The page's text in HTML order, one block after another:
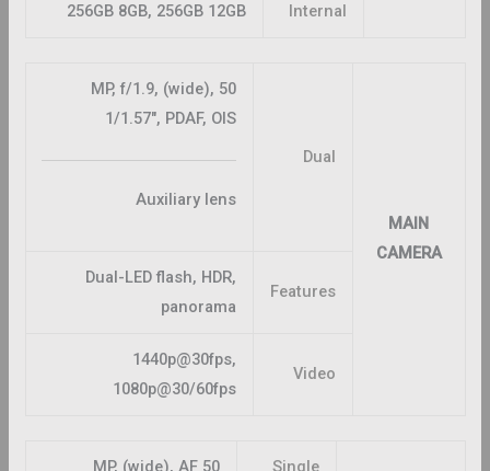
Internal
256GB 8GB, 256GB 12GB
MAIN
CAMERA
Dual
50 MP, f/1.9, (wide),
1/1.57″, PDAF, OIS
Auxiliary lens
Features
Dual-LED flash, HDR,
panorama
Video
1440p@30fps,
1080p@30/60fps
Single
50 MP, (wide), AF